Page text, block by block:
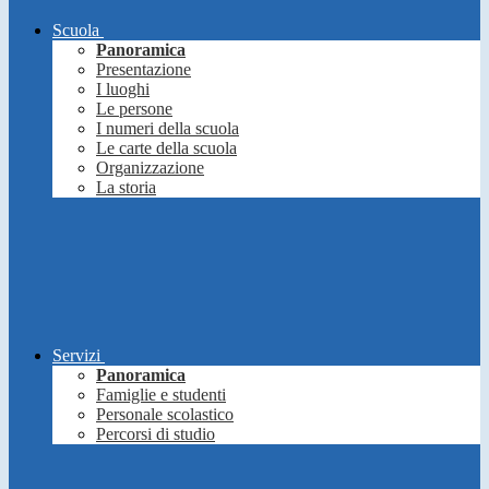
Scuola
Panoramica
Presentazione
I luoghi
Le persone
I numeri della scuola
Le carte della scuola
Organizzazione
La storia
Servizi
Panoramica
Famiglie e studenti
Personale scolastico
Percorsi di studio